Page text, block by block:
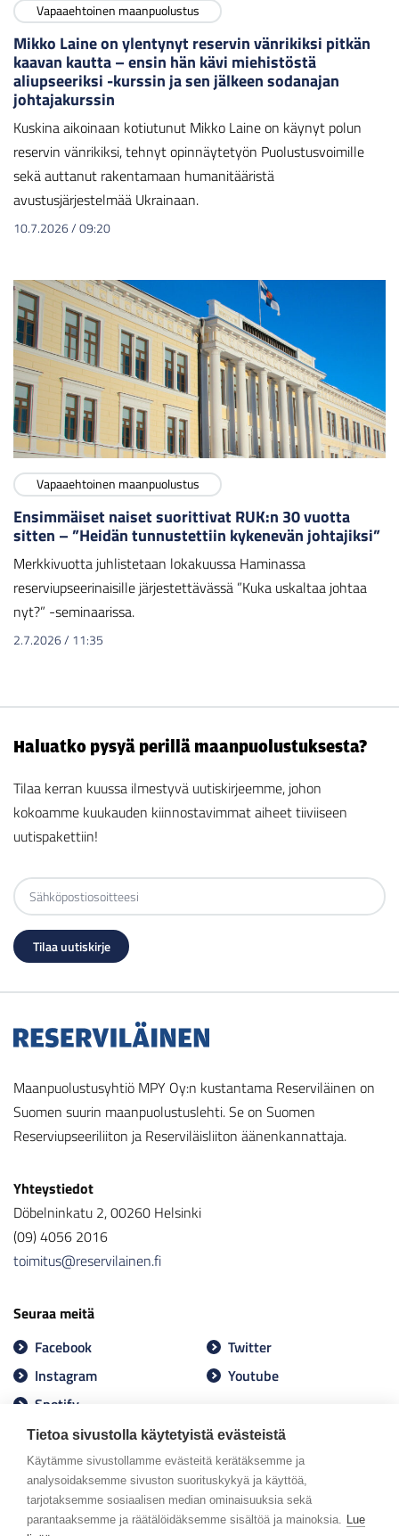
Tietoa sivustolla käytetyistä evästeistä
Käytämme sivustollamme evästeitä kerätäksemme ja
analysoidaksemme sivuston suorituskykyä ja käyttöä,
tarjotaksemme sosiaalisen median ominaisuuksia sekä
parantaaksemme ja räätälöidäksemme sisältöä ja mainoksia. Lue
Vapaaehtoinen maanpuolustus
Mikko Laine on ylentynyt reservin vänrikiksi pitkän
kaavan kautta – ensin hän kävi miehistöstä
aliupseeriksi -kurssin ja sen jälkeen sodanajan
johtajakurssin
Kuskina aikoinaan kotiutunut Mikko Laine on käynyt polun
reservin vänrikiksi, tehnyt opinnäytetyön Puolustusvoimille
sekä auttanut rakentamaan humanitääristä
avustusjärjestelmää Ukrainaan.
10.7.2026/09:20
Vapaaehtoinen maanpuolustus
Ensimmäiset naiset suorittivat RUK:n 30 vuotta
sitten – ”Heidän tunnustettiin kykenevän johtajiksi”
Merkkivuotta juhlistetaan lokakuussa Haminassa
reserviupseerinaisille järjestettävässä ”Kuka uskaltaa johtaa
nyt?” -seminaarissa.
2.7.2026/ 11:35
Haluatko pysyä perillä maanpuolustuksesta?
Tilaa kerran kuussa ilmestyvä uutiskirjeemme, johon
kokoamme kuukauden kiinnostavimmat aiheet tiiviiseen
uutispakettiin!
Maanpuolustusyhtiö MPY Oy:n kustantama Reserviläinen on
Suomen suurin maanpuolustuslehti. Se on Suomen
Reserviupseeriliiton ja Reserviläisliiton äänenkannattaja.
Yhteystiedot
Döbelninkatu 2, 00260 Helsinki
(09) 4056 2016
toimitus@reservilainen.fi
Seuraa meitä
Facebook
Twitter
Instagram
Youtube
Spotify